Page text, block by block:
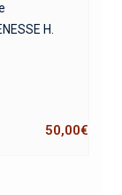
H.
50,00€